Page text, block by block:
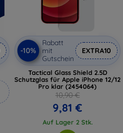
-10%
Rabatt
mit
Gutschein
EXTRA10
Tactical Glass Shield 2.5D
Schutzglas für Apple iPhone 12/12
Pro klar (2454064)
10,90 €
9,81 €
Auf Lager 2 Stk.